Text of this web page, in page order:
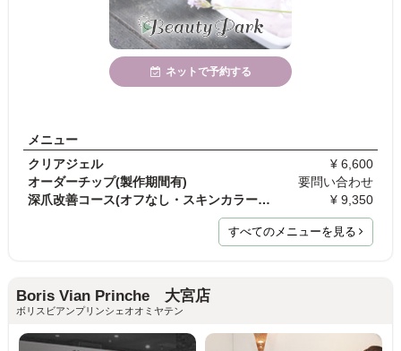
ネットで予約する
メニュー
クリアジェル
¥ 6,600
オーダーチップ(製作期間有)
要問い合わせ
深爪改善コース(オフなし・スキンカラー単色)
¥ 9,350
すべてのメニューを見る
Boris Vian Prinche 大宮店
ボリスビアンプリンシェオオミヤテン